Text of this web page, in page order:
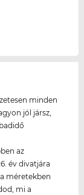
minden
jól jársz,
az
év divatjára
méretekben
mi a